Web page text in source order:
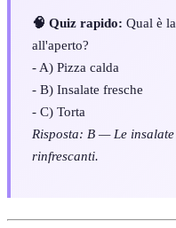
🧠 Quiz rapido: Qual è
all'aperto?
- A) Pizza calda
- B) Insalate fresche
- C) Torta
Risposta: B — Le
rinfrescanti.